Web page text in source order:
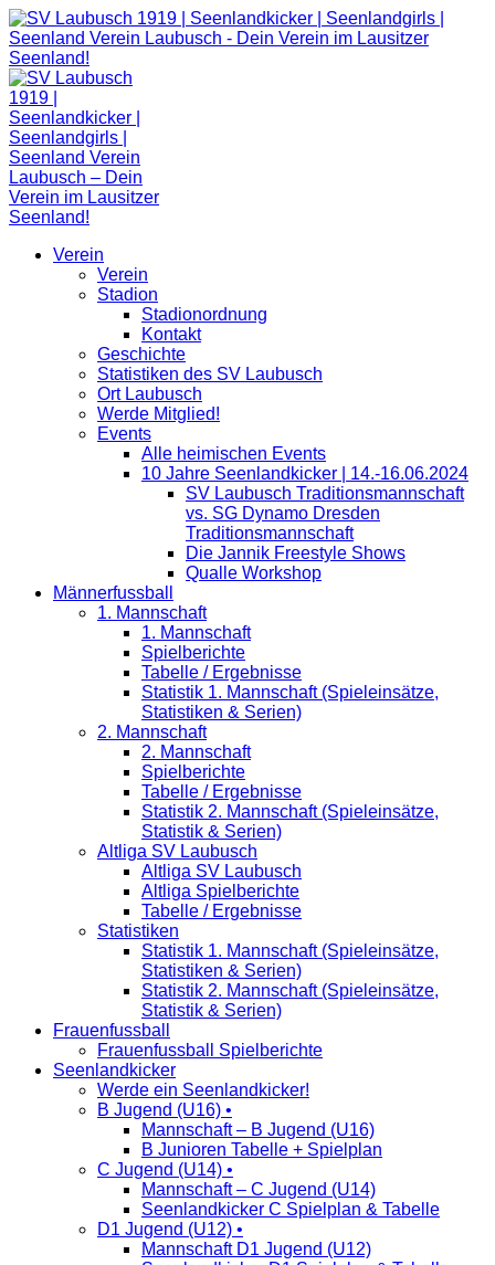
Zum
Inhalt
springen
Verein
Verein
Stadion
Stadionordnung
Kontakt
Geschichte
Statistiken des SV Laubusch
Ort Laubusch
Werde Mitglied!
Events
Alle heimischen Events
10 Jahre Seenlandkicker | 14.-16.06.2024
SV Laubusch Traditionsmannschaft
vs. SG Dynamo Dresden
Traditionsmannschaft
Die Jannik Freestyle Shows
Qualle Workshop
Männerfussball
1. Mannschaft
1. Mannschaft
Spielberichte
Tabelle / Ergebnisse
Statistik 1. Mannschaft (Spieleinsätze,
Statistiken & Serien)
2. Mannschaft
2. Mannschaft
Spielberichte
Tabelle / Ergebnisse
Statistik 2. Mannschaft (Spieleinsätze,
Statistik & Serien)
Altliga SV Laubusch
Altliga SV Laubusch
Altliga Spielberichte
Tabelle / Ergebnisse
Statistiken
Statistik 1. Mannschaft (Spieleinsätze,
Statistiken & Serien)
Statistik 2. Mannschaft (Spieleinsätze,
Statistik & Serien)
Frauenfussball
Frauenfussball Spielberichte
Seenlandkicker
Werde ein Seenlandkicker!
B Jugend (U16) •
Mannschaft – B Jugend (U16)
B Junioren Tabelle + Spielplan
C Jugend (U14) •
Mannschaft – C Jugend (U14)
Seenlandkicker C Spielplan & Tabelle
D1 Jugend (U12) •
Mannschaft D1 Jugend (U12)